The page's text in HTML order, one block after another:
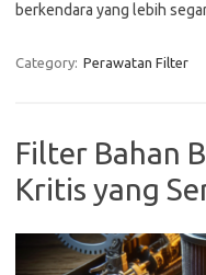
berkendara yang lebih
Category: Perawatan Filter
Filter Bahan
Kritis yang